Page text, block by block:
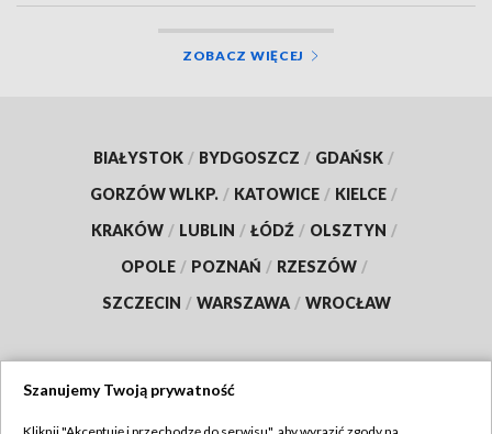
ZOBACZ WIĘCEJ
BIAŁYSTOK / BYDGOSZCZ / GDAŃSK /
GORZÓW WLKP. / KATOWICE / KIELCE /
KRAKÓW / LUBLIN / ŁÓDŹ / OLSZTYN /
OPOLE / POZNAŃ / RZESZÓW /
SZCZECIN / WARSZAWA / WROCŁAW
Szanujemy Twoją prywatność